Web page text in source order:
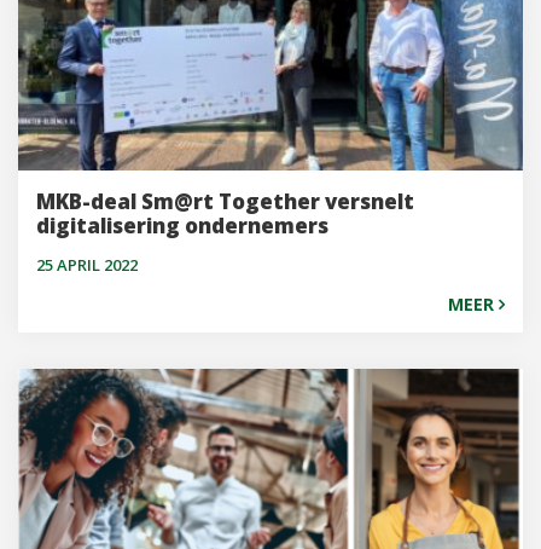
MKB-deal Sm@rt Together versnelt
digitalisering ondernemers
25 APRIL 2022
MEER